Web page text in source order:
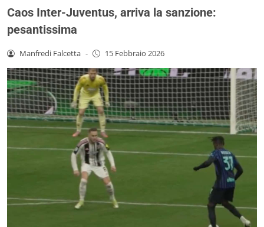
Caos Inter-Juventus, arriva la sanzione:
pesantissima
Manfredi Falcetta - 15 Febbraio 2026